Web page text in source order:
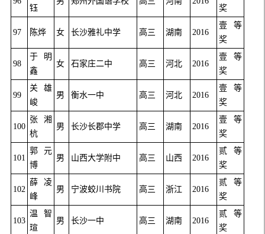
钰
奖
97 陈烨 女 长沙雅礼中学 高三 湖南 2016
壹等
奖
98
于明
鑫
女 石家庄二中 高三 河北 2016
壹等
奖
99
关雄
峻
男 衡水一中 高三 河北 2016
壹等
奖
100
张湘
杭
男 长沙长郡中学 高三 湖南 2016
壹等
奖
101
郭元
博
男 山西大学附中 高三 山西 2016
贰等
奖
102
薛凌
峰
男 宁波蛟川书院 高三 浙江 2016
贰等
奖
103
温智
瑄
男 长沙一中 高三 湖南 2016
贰等
奖